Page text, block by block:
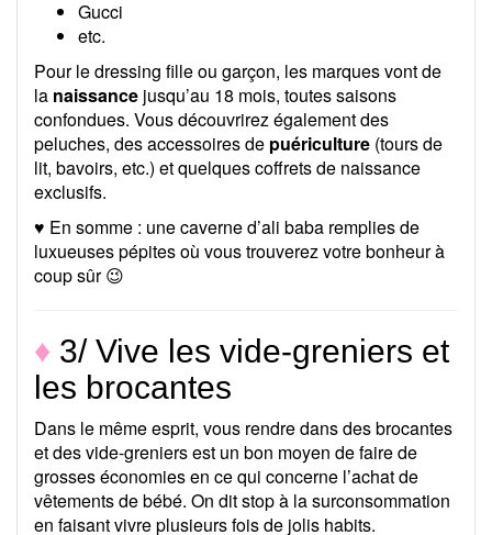
Gucci
etc.
Pour le dressing fille ou garçon, les marques vont de
la naissance jusqu’au 18 mois, toutes saisons
confondues. Vous découvrirez également des
peluches, des accessoires de puériculture (tours de
lit, bavoirs, etc.) et quelques coffrets de naissance
exclusifs.
♥ En somme : une caverne d’ali baba remplies de
luxueuses pépites où vous trouverez votre bonheur à
coup sûr 😉
♦ 3/ Vive les vide-greniers et
les brocantes
Dans le même esprit, vous rendre dans des brocantes
et des vide-greniers est un bon moyen de faire de
grosses économies en ce qui concerne l’achat de
vêtements de bébé. On dit stop à la surconsommation
en faisant vivre plusieurs fois de jolis habits.